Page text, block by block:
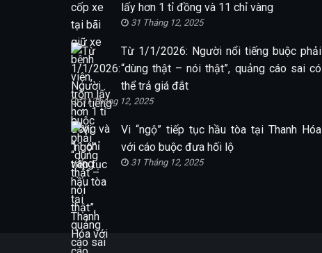
lấy hơn 1 tỉ đồng và 11 chỉ vàng
31 Tháng 12, 2025
Từ 1/1/2026: Người nổi tiếng buộc phải
“dùng thật – nói thật”, quảng cáo sai có
thể trả giá đắt
31 Tháng 12, 2025
Vi “ngộ” tiếp tục hầu tòa tại Thanh Hóa
với cáo buộc đưa hối lộ
31 Tháng 12, 2025